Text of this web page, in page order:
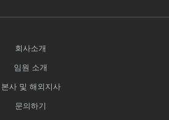
회사소개
임원 소개
본사 및 해외지사
문의하기